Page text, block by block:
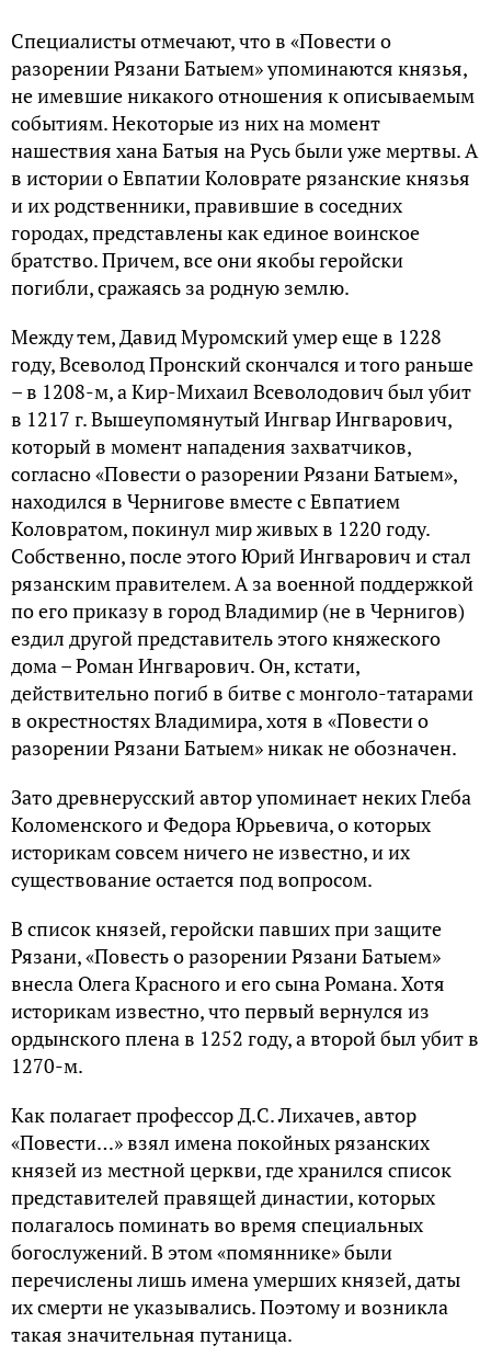
Специалисты отмечают, что в «Повести о
разорении Рязани Батыем» упоминаются князья,
не имевшие никакого отношения к описываемым
событиям. Некоторые из них на момент
нашествия хана Батыя на Русь были уже мертвы. А
в истории о Евпатии Коловрате рязанские князья
и их родственники, правившие в соседних
городах, представлены как единое воинское
братство. Причем, все они якобы геройски
погибли, сражаясь за родную землю.
Между тем, Давид Муромский умер еще в 1228
году, Всеволод Пронский скончался и того раньше
– в 1208-м, а Кир-Михаил Всеволодович был убит
в 1217 г. Вышеупомянутый Ингвар Ингварович,
который в момент нападения захватчиков,
согласно «Повести о разорении Рязани Батыем»,
находился в Чернигове вместе с Евпатием
Коловратом, покинул мир живых в 1220 году.
Собственно, после этого Юрий Ингварович и стал
рязанским правителем. А за военной поддержкой
по его приказу в город Владимир (не в Чернигов)
ездил другой представитель этого княжеского
дома – Роман Ингварович. Он, кстати,
действительно погиб в битве с монголо-татарами
в окрестностях Владимира, хотя в «Повести о
разорении Рязани Батыем» никак не обозначен.
Зато древнерусский автор упоминает неких Глеба
Коломенского и Федора Юрьевича, о которых
историкам совсем ничего не известно, и их
существование остается под вопросом.
В список князей, геройски павших при защите
Рязани, «Повесть о разорении Рязани Батыем»
внесла Олега Красного и его сына Романа. Хотя
историкам известно, что первый вернулся из
ордынского плена в 1252 году, а второй был убит в
1270-м.
Как полагает профессор Д.С. Лихачев, автор
«Повести…» взял имена покойных рязанских
князей из местной церкви, где хранился список
представителей правящей династии, которых
полагалось поминать во время специальных
богослужений. В этом «помяннике» были
перечислены лишь имена умерших князей, даты
их смерти не указывались. Поэтому и возникла
такая значительная путаница.